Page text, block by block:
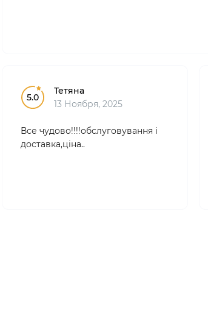
5.0
Тетяна
13 Ноября, 2025
Все чудово!!!!обслуговування і
доставка,ціна..